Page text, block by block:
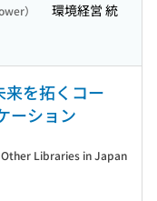
）
環境経営 統
来を拓くコー
ーション
Other Libraries in Japan